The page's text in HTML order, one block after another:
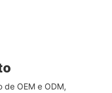
OEM e ODM,